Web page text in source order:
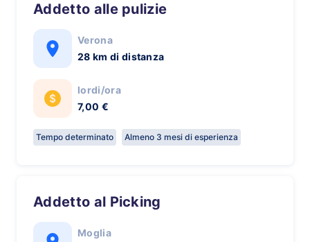
Addetto alle pulizie
Verona
28 km di distanza
lordi/ora
7,00 €
Tempo determinato Almeno 3 mesi di esperienza
Addetto al Picking
Moglia